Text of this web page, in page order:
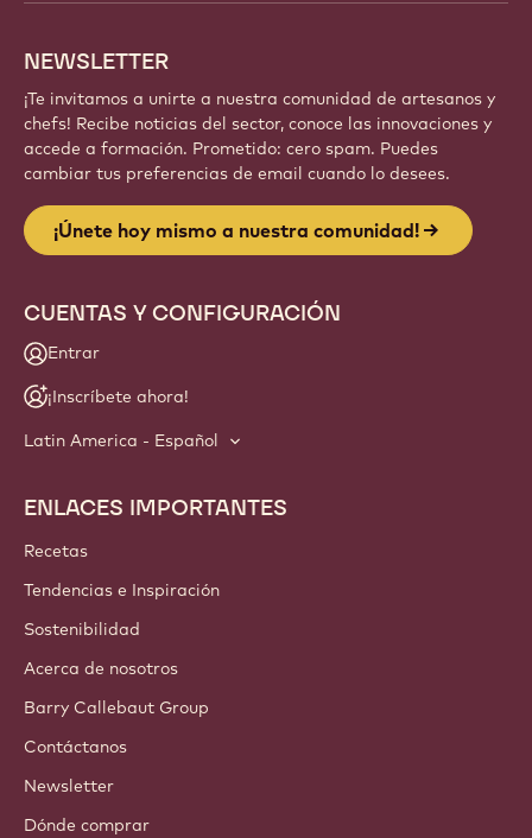
NEWSLETTER
¡Te invitamos a unirte a nuestra comunidad de artesanos y
chefs! Recibe noticias del sector, conoce las innovaciones y
accede a formación. Prometido: cero spam. Puedes
cambiar tus preferencias de email cuando lo desees.
¡Únete hoy mismo a nuestra comunidad!
CUENTAS Y CONFIGURACIÓN
Entrar
¡Inscríbete ahora!
Latin America - Español
Footer
Callebaut
ENLACES IMPORTANTES
Recetas
Tendencias e Inspiración
Sostenibilidad
Acerca de nosotros
Barry Callebaut Group
Contáctanos
Newsletter
Dónde comprar